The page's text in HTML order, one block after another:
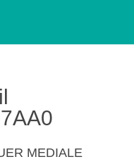
MEDIALE